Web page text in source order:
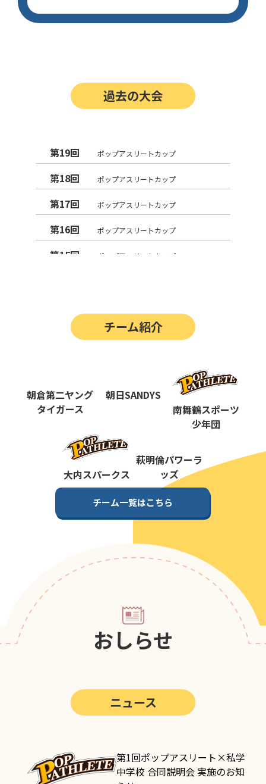
過去の大会
第19回 ポップアスリートカップ
第18回 ポップアスリートカップ
第17回 ポップアスリートカップ
第16回 ポップアスリートカップ
第15回 ポップアスリートカップ
第12回 決勝戦の動画はこちらから
ポップアスリートカップ
第10回 ポップアスリートカップ
ポップアスリートカップ
第8回 ポップアスリートカップ
第7回 ポップアスリートカップ
第6回
ポップアスリートカップ
第3回
ポップアスリートカップ
ポップアスリートカップ
チーム紹介
朝倉第二ヤング
タイガース
朝日SANDYS
南舞鶴スポーツ
少年団
大内スパークス
萩明倫パワーラ
ッズ
チーム一覧はこちら
おしらせ
ニュース
第1回ポップアスリート×私学
中学校 合同説明会 実施のお知